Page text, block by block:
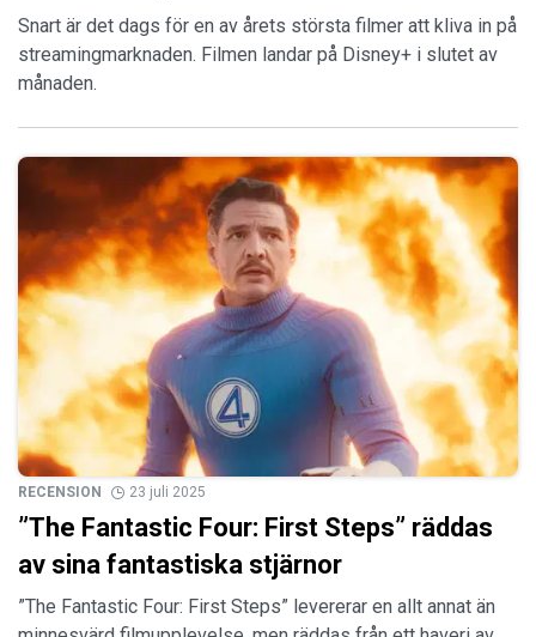
Snart är det dags för en av årets största filmer att kliva in på
streamingmarknaden. Filmen landar på Disney+ i slutet av
månaden.
RECENSION 23 juli 2025
”The Fantastic Four: First Steps” räddas
av sina fantastiska stjärnor
”The Fantastic Four: First Steps” levererar en allt annat än